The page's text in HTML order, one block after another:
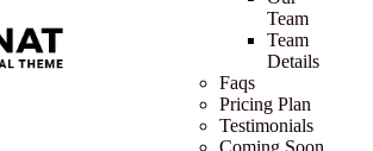
Team
Team
Details
Faqs
Pricing Plan
Testimonials
Coming Soon